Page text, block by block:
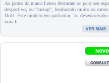
As jantes da marca Lenso destacam-se pelo seu
desportivo, ou "racing", lembrando muito os carros
Drift. Este modelo em particular, foi desenvolvido
uma li